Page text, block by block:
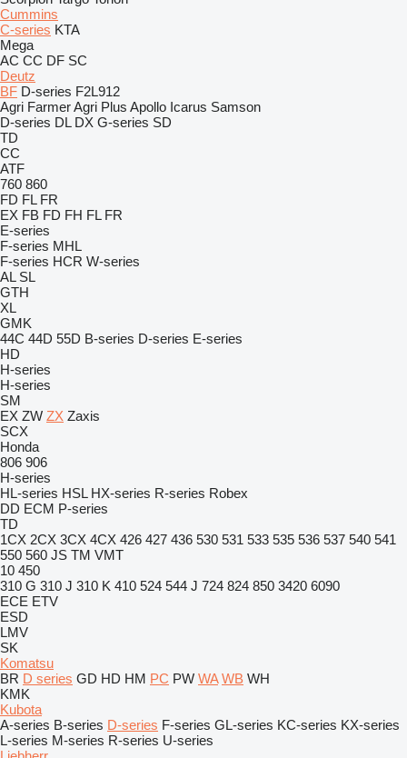
Cummins
C-series KTA
Mega
AC CC DF SC
Deutz
BF D-series F2L912
Agri FarmerAgri Plus Apollo Icarus Samson
D-series DL DX G-series SD
TD
CC
ATF
760 860
FD FL FR
EX FB FD FH FL FR
E-series
F-series MHL
F-series HCR W-series
AL SL
GTH
XL
GMK
44C 44D 55D B-series D-series E-series
HD
H-series
H-series
SM
EX ZW ZX Zaxis
SCX
Honda
806 906
H-series
HL-series HSL HX-series R-series Robex
DD ECM P-series
TD
1CX 2CX 3CX 4CX 426 427 436 530 531 533 535 536 537 540 541
550 560 JS TM VMT
10 450
310 G 310 J 310 K 410 524 544 J 724 824 850 3420 6090
ECE ETV
ESD
LMV
SK
Komatsu
BR D series GD HD HM PC PW WA WB WH
KMK
Kubota
A-series B-series D-series F-series GL-series KC-series KX-series
L-series M-series R-series U-series